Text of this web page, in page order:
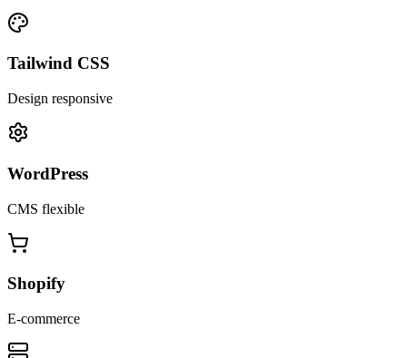
Tailwind CSS
Design responsive
WordPress
CMS flexible
Shopify
E-commerce